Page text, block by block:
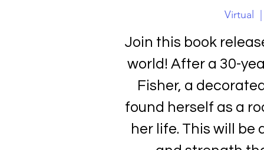
Virtual
Join this book
world! After a 30-
Fisher, a
found herself as a
her life. This will be